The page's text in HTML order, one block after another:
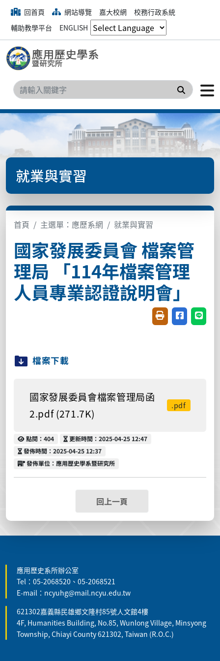
回首頁 網站導覽 嘉大校網
校務行政系統
輔助教學平台
ENGLISH
搜尋
就業與實習
首頁 主選單：應歷系網 就業與實習
國家發展委員會 檔案管
理局 「114年檔案管理
人員專業認證說明會」
友善列印(開新視
分享至臉書
分享
檔案下載
國家發展委員會檔案管理局函
2.pdf (271.7K)
.pdf
點閱
點閱：404 更新時間
更新時間：2025-04-25 12:47
發佈時間
發佈時間：2025-04-25 12:37
發佈單位
發佈單位：應用歷史學系暨研究所
回上一頁
應用歷史系所辦公室
Tel：05-2068520、05-2068521
E-mail：ncyuhg@mail.ncyu.edu.tw
621302嘉義縣民雄鄉文隆村85號人文館4樓
4F, Humanities Building, No.85, Wunlong Village, Minsyong
Township, Chiayi County 621302, Taiwan (R.O.C.)